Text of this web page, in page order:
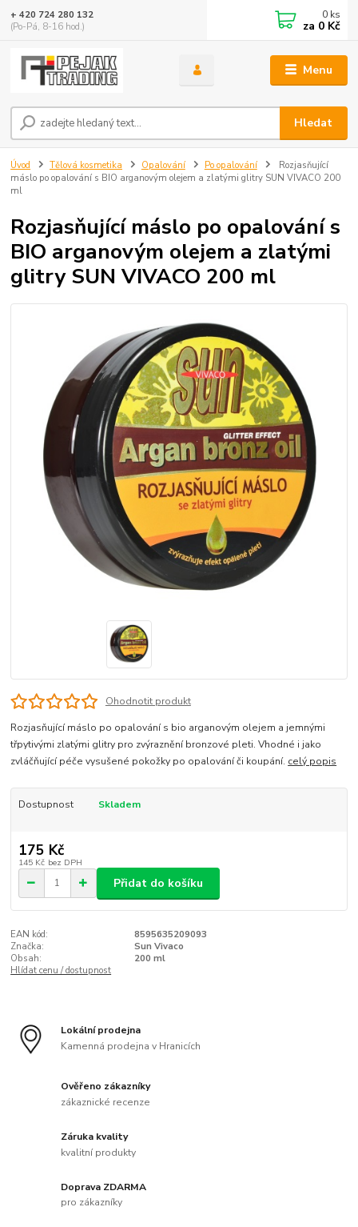
Menu
Hledat
+ 420 724 280 132
(Po-Pá, 8-16 hod.)
0 ks
za 0 Kč
Úvod Tělová kosmetika Opalování Po opalování
Rozjasňující
máslo po opalování s BIO arganovým olejem a zlatými glitry SUN VIVACO 200
ml
Rozjasňující máslo po opalování s
BIO arganovým olejem a zlatými
glitry SUN VIVACO 200 ml
Ohodnotit produkt
Rozjasňující máslo po opalování s bio arganovým olejem a jemnými
třpytivými zlatými glitry pro zvýraznění bronzové pleti. Vhodné i jako
zvláčňující péče vysušené pokožky po opalování či koupání. celý popis
Dostupnost Skladem
175 Kč
145 Kč bez DPH
Přidat do košíku
EAN kód:
8595635209093
Značka:
Sun Vivaco
Obsah:
200 ml
Hlídat cenu / dostupnost
Lokální prodejna
Kamenná prodejna v Hranicích
Ověřeno zákazníky
zákaznické recenze
Záruka kvality
kvalitní produkty
Doprava ZDARMA
pro zákazníky